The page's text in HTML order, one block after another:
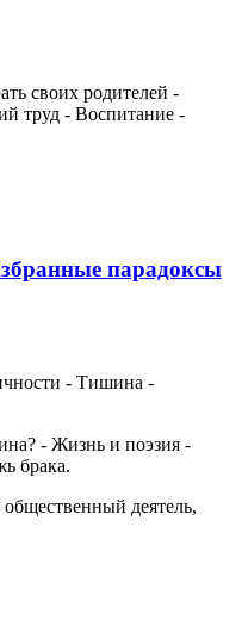
своих родителей -
труд - Воспитание -
парадоксы
- Тишина -
- Жизнь и поэзия -
брака.
деятель,